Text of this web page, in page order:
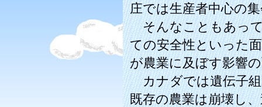
庄では生産者中心の
そんなこともあって
ての安全性といった
が農業に及ぼす影響
カナダでは遺伝子組
既存の農業は崩壊し